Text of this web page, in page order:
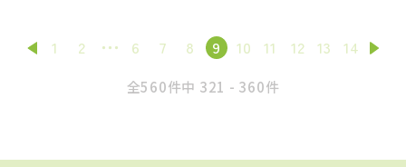
1 2 6 7 8 9 10 11 12 13 14
全560件中 321 - 360件